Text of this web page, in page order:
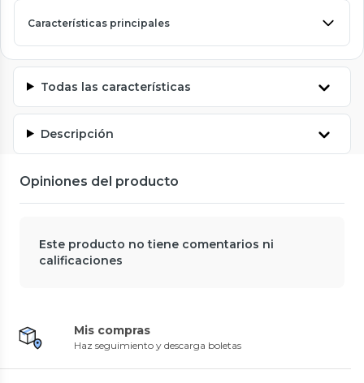
Características principales
Todas las características
Descripción
Opiniones del producto
Este producto no tiene comentarios ni
calificaciones
Mis compras
Haz seguimiento y descarga boletas